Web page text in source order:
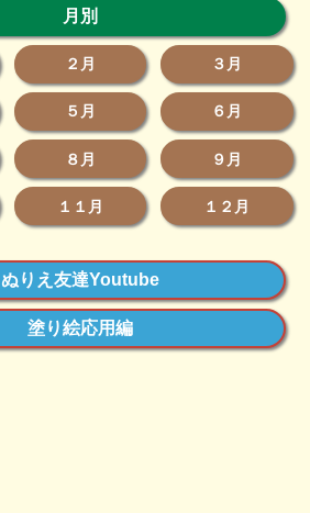
月別
２月 ３月
５月 ６月
８月 ９月
１１月 １２月
ぬりえ友達Youtube
塗り絵応用編